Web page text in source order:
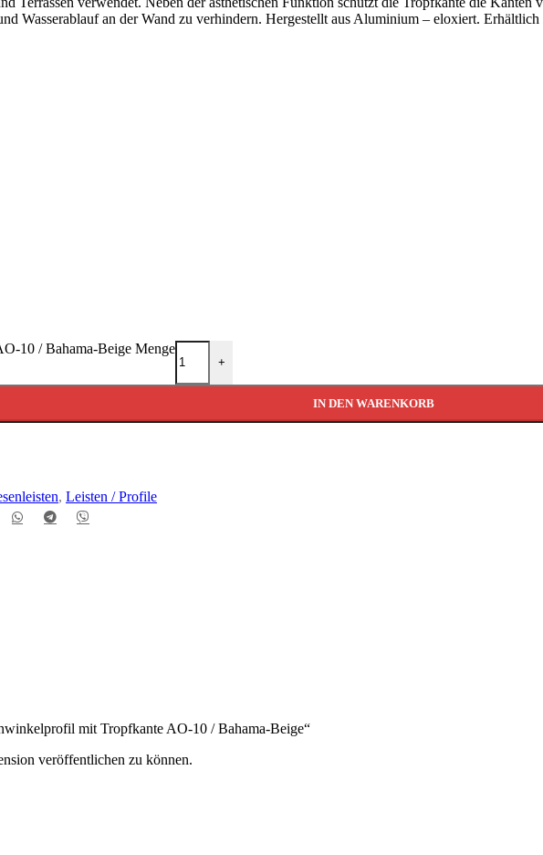
Wasserablauf an der Wand zu verhindern. Hergestellt aus Aluminium – eloxiert.
10 / Bahama-Beige Menge
+
IN DEN WARENKORB
, Leisten / Profile
mit Tropfkante AO-10 / Bahama-Beige“
veröffentlichen zu können.